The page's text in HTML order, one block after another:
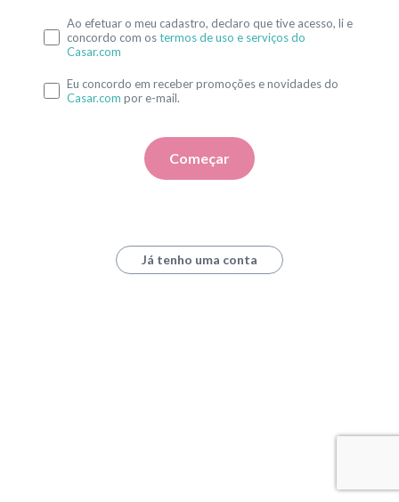
Ao efetuar o meu cadastro, declaro que tive acesso, li e
concordo com ostermos de uso e serviços do
Casar.com
Eu concordo em receber promoções e novidades do
Casar.com por e-mail.
Começar
Já tenho uma conta